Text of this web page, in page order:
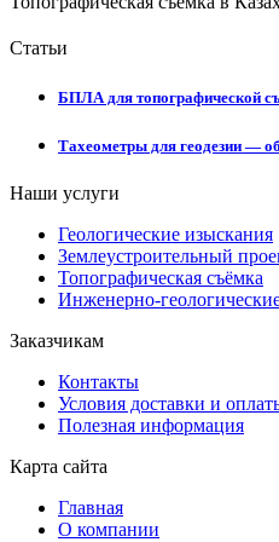
Статьи
БПЛА для топографической
Тахеометры для геодезии —
Наши услуги
Геологические изыскания
Землеустроительный
Топографическая съёмка
Инженерно-
Заказчикам
Контакты
Условия доставки и
Полезная информация
Карта сайта
Главная
О компании